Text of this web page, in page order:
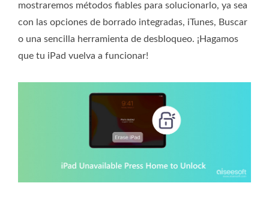
mostraremos métodos fiables para solucionarlo, ya sea
con las opciones de borrado integradas, iTunes, Buscar
o una sencilla herramienta de desbloqueo. ¡Hagamos
que tu iPad vuelva a funcionar!